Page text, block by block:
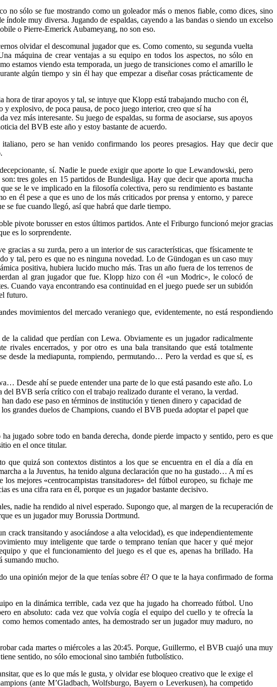
no sólo se fue mostrando como un goleador más o menos fiable, como dices, sino
muy diversa. Jugando de espaldas, cayendo a las bandas o siendo un excelso
o Pierre-Emerick Aubameyang, no son eso.
olvidar el descomunal jugador que es. Como comento, su segunda vuelta
máquina de crear ventajas a su equipo en todos los aspectos, no sólo en
estamos viendo esta temporada, un juego de transiciones como el amarillo le
algún tiempo y sin él hay que empezar a diseñar cosas prácticamente de
de tirar apoyos y tal, se intuye que Klopp está trabajando mucho con él,
explosivo, de poca pausa, de poco juego interior, creo que sí ha
más interesante. Su juego de espaldas, su forma de asociarse, sus apoyos
del BVB este año y estoy bastante de acuerdo.
pero se han venido confirmando los peores presagios. Hay que decir que
sí. Nadie le puede exigir que aporte lo que Lewandowski, pero
tres goles en 15 partidos de Bundesliga. Hay que decir que aporta mucha
se le ve implicado en la filosofía colectiva, pero su rendimiento es bastante
en él pese a que es uno de los más criticados por prensa y entorno, y parece
fue cuando llegó, así que habrá que darle tiempo.
pivote borusser en estos últimos partidos. Ante el Friburgo funcionó mejor gracias
es lo sorprendente.
a su zurda, pero a un interior de sus características, que físicamente te
y tal, pero es que no es ninguna novedad. Lo de Gündogan es un caso muy
positiva, hubiera lucido mucho más. Tras un año fuera de los terrenos de
al gran jugador que fue. Klopp hizo con él «un Modric», le colocó de
Cuando vaya encontrando esa continuidad en el juego puede ser un subidón
futuro.
movimientos del mercado veraniego que, evidentemente, no está respondiendo
la calidad que perdían con Lewa. Obviamente es un jugador radicalmente
encerrados, y por otro es una bala transitando que está totalmente
desde la mediapunta, rompiendo, permutando… Pero la verdad es que sí, es
Desde ahí se puede entender una parte de lo que está pasando este año. Lo
BVB sería crítico con el trabajo realizado durante el verano, la verdad.
dado ese paso en términos de institución y tienen dinero y capacidad de
grandes duelos de Champions, cuando el BVB pueda adoptar el papel que
jugado sobre todo en banda derecha, donde pierde impacto y sentido, pero es que
en el once titular.
que quizá son contextos distintos a los que se encuentra en el día a día en
a la Juventus, ha tenido alguna declaración que no ha gustado… A mí es
mejores «centrocampistas transitadores» del fútbol europeo, su fichaje me
es una cifra rara en él, porque es un jugador bastante decisivo.
nadie ha rendido al nivel esperado. Supongo que, al margen de la recuperación de
es un jugador muy Borussia Dortmund.
transitando y asociándose a alta velocidad), es que independientemente
muy inteligente que tarde o temprano tenían que hacer y qué mejor
y que el funcionamiento del juego es el que es, apenas ha brillado. Ha
sumando mucho.
una opinión mejor de la que tenías sobre él? O que te la haya confirmado de forma
en la dinámica terrible, cada vez que ha jugado ha chorreado fútbol. Uno
en absoluto: cada vez que volvía cogía el equipo del cuello y te ofrecía la
hemos comentado antes, ha demostrado ser un jugador muy maduro, no
cada martes o miércoles a las 20:45. Porque, Guillermo, el BVB cuajó una muy
sentido, no sólo emocional sino también futbolístico.
que es lo que más le gusta, y olvidar ese bloqueo creativo que le exige el
(ante M’Gladbach, Wolfsburgo, Bayern o Leverkusen), ha competido